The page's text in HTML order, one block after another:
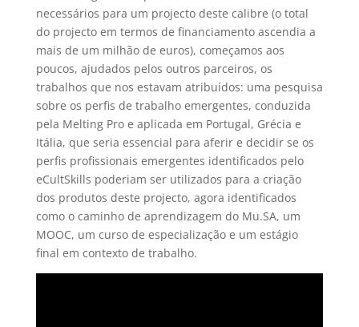
necessários para um projecto deste calibre (o total
do projecto em termos de financiamento ascendia a
mais de um milhão de euros), começamos aos
poucos, ajudados pelos outros parceiros, os
trabalhos que nos estavam atribuídos: uma pesquisa
sobre os perfis de trabalho emergentes, conduzida
pela Melting Pro e aplicada em Portugal, Grécia e
Itália, que seria essencial para aferir e decidir se os
perfis profissionais emergentes identificados pelo
eCultSkills poderiam ser utilizados para a criação
dos produtos deste projecto, agora identificados
como o caminho de aprendizagem do Mu.SA, um
MOOC, um curso de especialização e um estágio
final em contexto de trabalho.